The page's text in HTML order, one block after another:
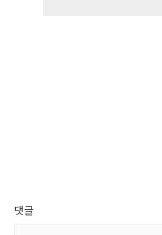
댓글